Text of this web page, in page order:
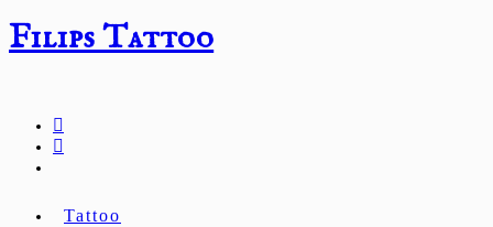
k
obsahu
Filips Tattoo
Tattoo